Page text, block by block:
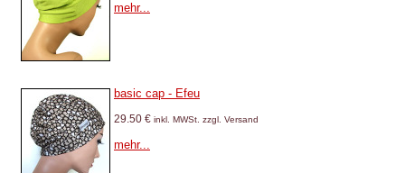
mehr...
basic cap - Efeu
29.50 € inkl. MWSt. zzgl. Versand
mehr...